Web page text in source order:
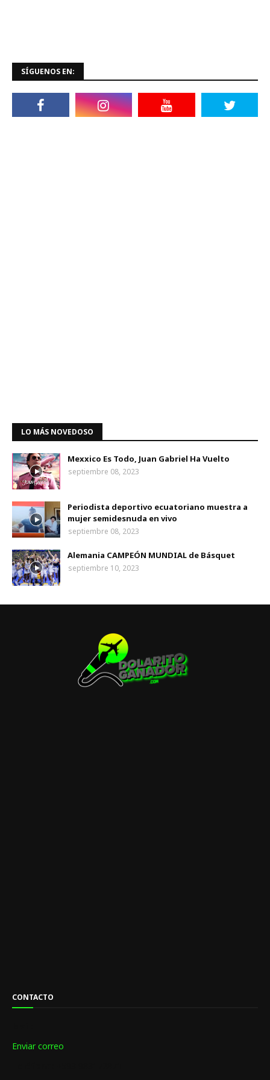
SÍGUENOS EN:
LO MÁS NOVEDOSO
Mexxico Es Todo, Juan Gabriel Ha Vuelto
septiembre 08, 2023
Periodista deportivo ecuatoriano muestra a
mujer semidesnuda en vivo
septiembre 08, 2023
Alemania CAMPEÓN MUNDIAL de Básquet
septiembre 10, 2023
CONTACTO
Enviar correo